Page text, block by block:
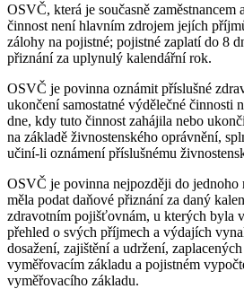
OSVČ, která je současně zaměstnancem
činnost není hlavním zdrojem jejích
zálohy na pojistné; pojistné zaplatí do 8
přiznání za uplynulý kalendářní rok.
OSVČ je povinna oznámit příslušné
ukončení samostatné výdělečné činnosti
dne, kdy tuto činnost zahájila nebo
na základě živnostenského oprávnění,
učiní-li oznámení příslušnému
OSVČ je povinna nejpozději do jednoho
měla podat daňové přiznání za daný
zdravotním pojišťovnám, u kterých byla
přehled o svých příjmech a výdajích
dosažení, zajištění a udržení,
vyměřovacím základu a pojistném
vyměřovacího základu.